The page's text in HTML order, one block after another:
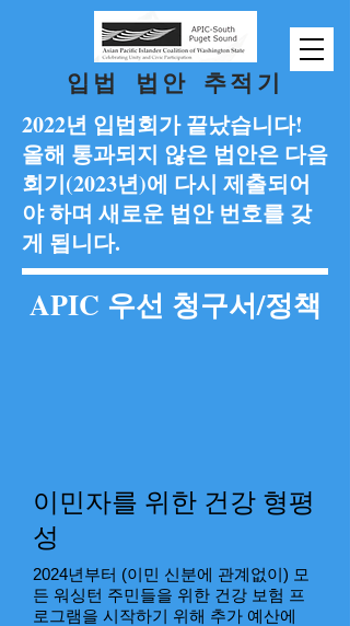
입법 법안 추적기
2022년 입법회가 끝났습니다!
올해 통과되지 않은 법안은 다음
회기(2023년)에 다시 제출되어
야 하며 새로운 법안 번호를 갖
게 됩니다.
APIC 우선 청구서/정책
이민자를 위한 건강 형평
성
2024년부터 (이민 신분에 관계없이) 모
든 워싱턴 주민들을 위한 건강 보험 프
로그램을 시작하기 위해 추가 예산에